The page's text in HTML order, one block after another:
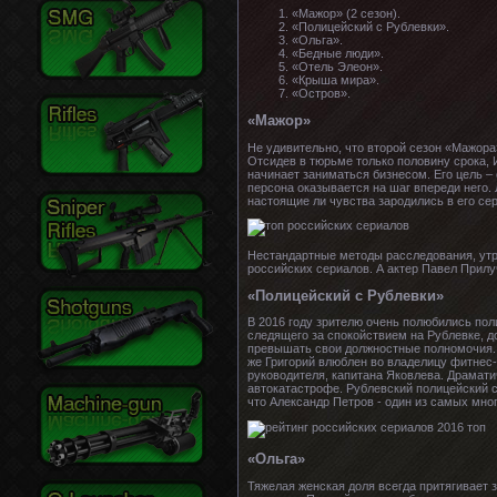
«Мажор» (2 сезон).
«Полицейский с Рублевки».
«Ольга».
«Бедные люди».
«Отель Элеон».
«Крыша мира».
«Остров».
«Мажор»
Не удивительно, что второй сезон
Отсидев в тюрьме только половину
начинает заниматься бизнесом. Его цель
персона оказывается на шаг впереди
настоящие ли чувства зародились в его
Нестандартные методы расследования,
российских сериалов. А актер Павел
«Полицейский с Рублевки»
В 2016 году зрителю очень полюбились
следящего за спокойствием на Рублевке,
превышать свои должностные полномочия.
же Григорий влюблен во владелицу
руководителя, капитана Яковлева.
автокатастрофе. Рублевский полицейский
что Александр Петров - один из самых
«Ольга»
Тяжелая женская доля всегда